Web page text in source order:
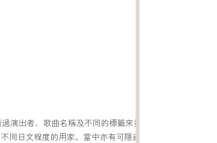
出者、歌曲名稱及不同的標籤來找出想要的歌曲。希
日文程度的用家。當中亦有可隱藏羅馬字或中文翻譯